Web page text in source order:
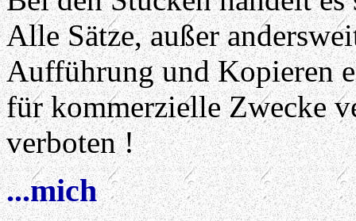
Alle Sätze, außer
Aufführung und Kopieren
für kommerzielle Zwecke
verboten !
...mich